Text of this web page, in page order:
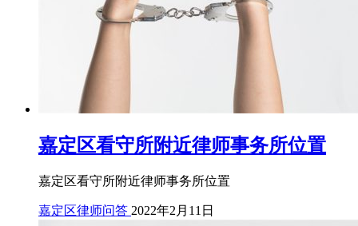
嘉定区看守所附近律师事务所位置
嘉定区看守所附近律师事务所位置
嘉定区律师问答 2022年2月11日